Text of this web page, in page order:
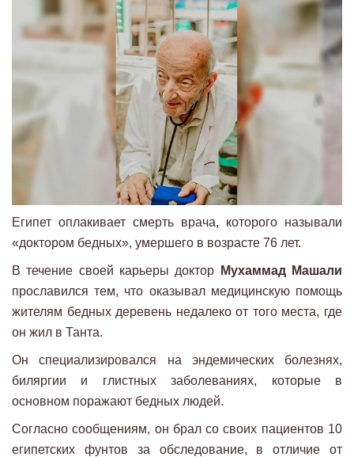
Египет оплакивает смерть врача, которого называли
«доктором бедных», умершего в возрасте 76 лет.
В течение своей карьеры доктор
Мухаммад Машали
прославился тем, что оказывал медицинскую помощь
жителям бедных деревень недалеко от того места, где
он жил в Танта.
Он специализировался на эндемических болезнях,
биляргии и глистных заболеваниях, которые в
основном поражают бедных людей.
Согласно сообщениям, он брал со своих пациентов 10
египетских фунтов за обследование, в отличие от